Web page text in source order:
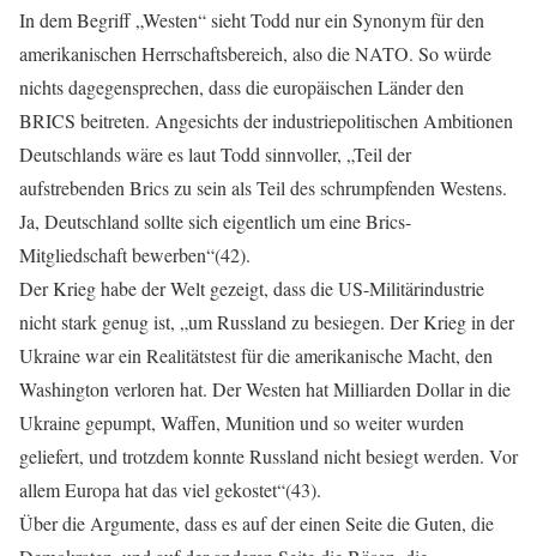
In dem Begriff „Westen“ sieht Todd nur ein Synonym für den
amerikanischen Herrschaftsbereich, also die NATO. So würde
nichts dagegensprechen, dass die europäischen Länder den
BRICS beitreten. Angesichts der industriepolitischen Ambitionen
Deutschlands wäre es laut Todd sinnvoller, „Teil der
aufstrebenden Brics zu sein als Teil des schrumpfenden Westens.
Ja, Deutschland sollte sich eigentlich um eine Brics-
Mitgliedschaft bewerben“(42).
Der Krieg habe der Welt gezeigt, dass die US-Militärindustrie
nicht stark genug ist, „um Russland zu besiegen. Der Krieg in der
Ukraine war ein Realitätstest für die amerikanische Macht, den
Washington verloren hat. Der Westen hat Milliarden Dollar in die
Ukraine gepumpt, Waffen, Munition und so weiter wurden
geliefert, und trotzdem konnte Russland nicht besiegt werden. Vor
allem Europa hat das viel gekostet“(43).
Über die Argumente, dass es auf der einen Seite die Guten, die